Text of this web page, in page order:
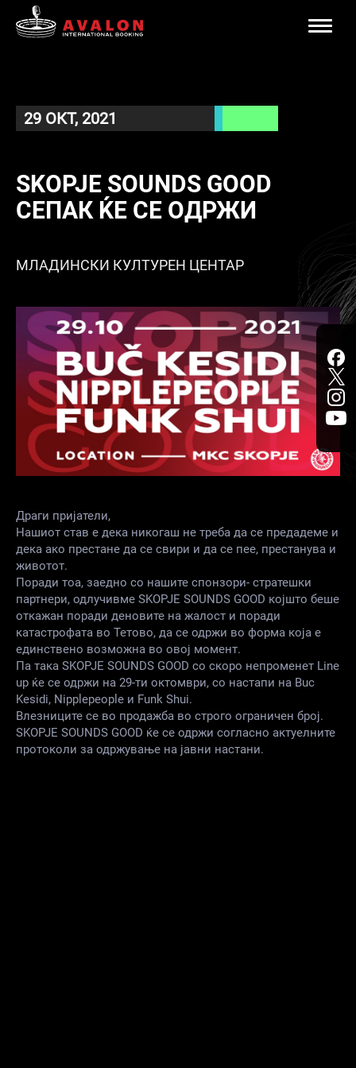
Toggle
29 ОКТ, 2021
SKOPJE SOUNDS GOOD
СЕПАК ЌЕ СЕ ОДРЖИ
МЛАДИНСКИ КУЛТУРЕН ЦЕНТАР
Драги пријатели,
Нашиот став е дека никогаш не треба да се предадеме и
дека ако престане да се свири и да се пее, престанува и
животот.
Поради тоа, заедно со нашите спонзори- стратешки
партнери, одлучивме SKOPJE SOUNDS GOOD којшто беше
откажан поради деновите на жалост и поради
катастрофата во Тетово, да се одржи во форма која е
единствено возможна во овој момент.
Па така SKOPJE SOUNDS GOOD со скоро непроменет Line
up ќе се одржи на 29-ти октомври, со настапи на Buc
Kesidi, Nipplepeople и Funk Shui.
Влезниците се во продажба во строго ограничен број.
SKOPJE SOUNDS GOOD ќе се одржи согласно актуелните
протоколи за одржување на јавни настани.